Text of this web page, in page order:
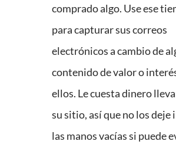
comprado algo. Use ese
para capturar sus correos
electrónicos a cambio de
contenido de valor o
ellos. Le cuesta dinero
su sitio, así que no los deje
las manos vacías si puede